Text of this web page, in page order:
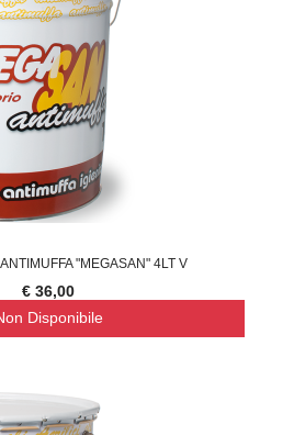
"MEGASAN" 4LT V
€ 36,00
Disponibile